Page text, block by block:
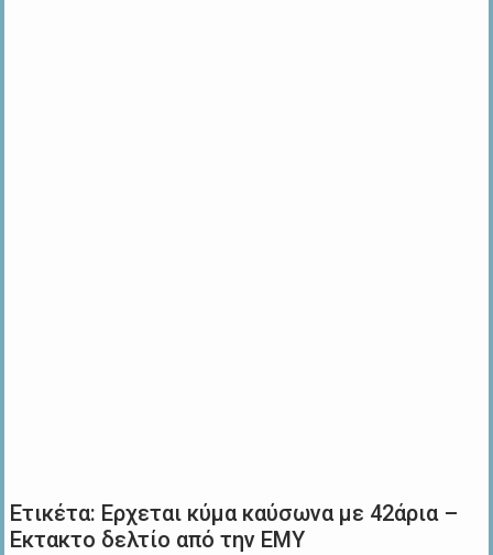
Ετικέτα: Ερχεται κύμα καύσωνα με 42άρια –
Εκτακτο δελτίο από την ΕΜΥ